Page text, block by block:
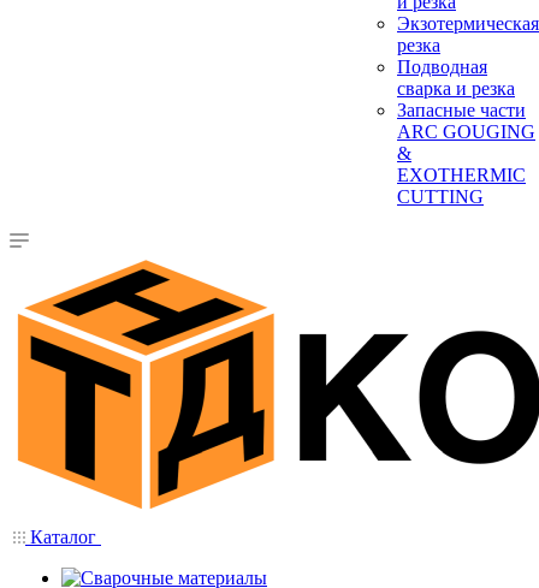
Экзотермическая
резка
Подводная
сварка и резка
Запасные части
ARC GOUGING
&
EXOTHERMIC
CUTTING
Каталог